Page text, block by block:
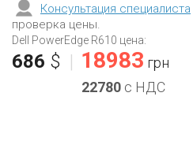
Консультация специалиста
проверка цены.
Dell PowerEdge R610 цена:
686 $ | 18983 грн
22780 с НДС